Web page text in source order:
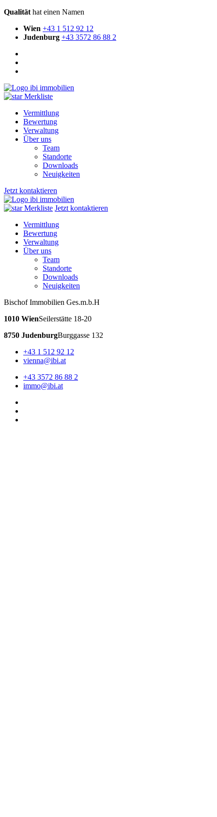
Qualität hat einen Namen
Wien +43 1 512 92 12
Judenburg +43 3572 86 88 2
Merkliste
Vermittlung
Bewertung
Verwaltung
Über uns
Team
Standorte
Downloads
Neuigkeiten
Jetzt kontaktieren
Merkliste Jetzt kontaktieren
Vermittlung
Bewertung
Verwaltung
Über uns
Team
Standorte
Downloads
Neuigkeiten
Bischof Immobilien Ges.m.b.H
1010 WienSeilerstätte 18-20
8750 JudenburgBurggasse 132
+43 1 512 92 12
vienna@ibi.at
+43 3572 86 88 2
immo@ibi.at